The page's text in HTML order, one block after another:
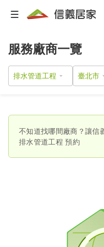
服務廠商一覽
排水管道工程
不知道找哪間廠商？讓信
排水管道工程 預約